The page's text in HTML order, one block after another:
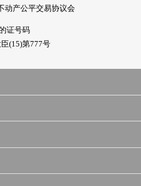
动产公平交易协议会
证号码
(15)第777号